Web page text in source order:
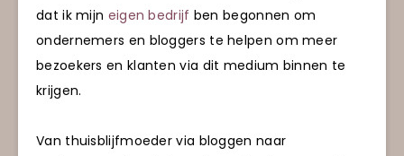
dat ik mijn eigen bedrijf ben begonnen om
ondernemers en bloggers te helpen om meer
bezoekers en klanten via dit medium binnen te
krijgen.
Van thuisblijfmoeder via bloggen naar